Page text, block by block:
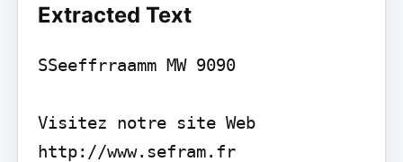
Extracted Text
SSeeffrraamm MW 9090
Visitez notre site Web
http://www.sefram.fr